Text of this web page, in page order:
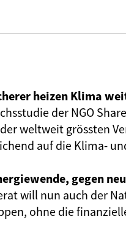
heizen Klima
der NGO
der weltweit grössten
auf die Klima-
gegen
will nun auch der
ohne die